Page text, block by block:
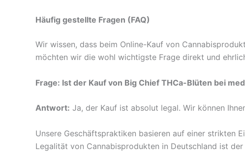
Häufig gestellte Fragen (FAQ)
Wir wissen, dass beim Online-Kauf von
möchten wir die wohl wichtigste Frage direkt und
Frage: Ist der Kauf von Big Chief THCa-Blüten bei
Antwort: Ja, der Kauf ist absolut legal. Wir können
Unsere Geschäftspraktiken basieren auf einer strikten
Legalität von Cannabisprodukten in Deutschland ist